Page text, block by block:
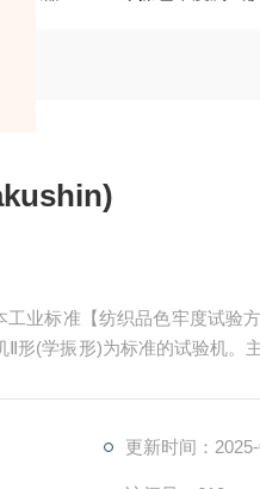
工业标准【纺织品色牢度试验
形(学振形)为标准的试验机。
更新时间：